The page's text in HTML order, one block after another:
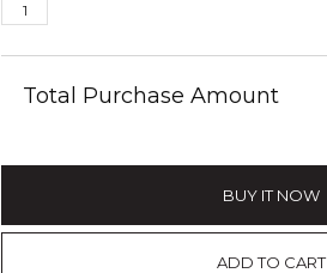
Total Purchase Amount
BUY IT NOW
ADD TO CART